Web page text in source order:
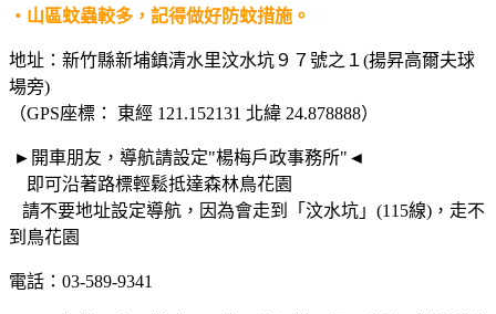
・山區蚊蟲較多，記得做好防蚊措施。
地址：新竹縣新埔鎮清水里汶水坑９７號之１(揚昇高爾夫球
場旁)
（GPS座標： 東經 121.152131 北緯 24.878888）
►開車朋友，導航請設定"楊梅戶政事務所"◄
即可沿著路標輕鬆抵達森林鳥花園
請不要地址設定導航，因為會走到「汶水坑」(115線)，走不
到鳥花園
電話：03-589-9341